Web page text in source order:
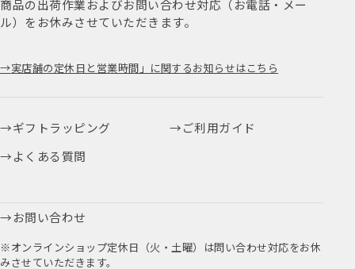
ル）をお休みさせていただきます。
実店舗の定休日と営業時間」に関するお知らせはこちら
ギフトラッピング
ご利用ガイド
よくある質問
お問い合わせ
※オンラインショップ定休日（火・土曜）は問い合わせ対応をお休
みさせていただきます。